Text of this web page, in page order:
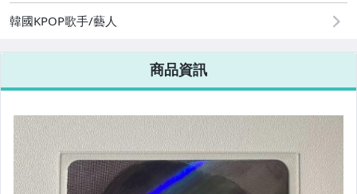
韓國KPOP歌手/藝人
商品資訊